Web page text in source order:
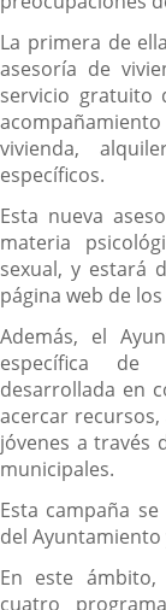
La primera de
asesoría de
servicio gratuito
vivienda,
específicos.
Esta nueva
materia
sexual, y estará
página web de los
Además, el
específica de
desarrollada en
acercar
jóvenes a través
municipales.
Esta campaña
del Ayuntamiento
En este
cuatro